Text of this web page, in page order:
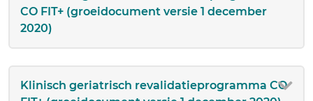
CO FIT+ (groeidocument versie 1 december
2020)
Klinisch geriatrisch revalidatieprogramma CO